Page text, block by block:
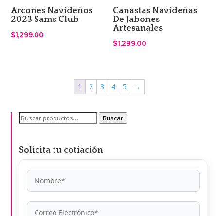
Arcones Navideños
2023 Sams Club
$1,299.00
Canastas Navideñas
De Jabones
Artesanales
$1,289.00
1 2 3 4 5 →
Buscar
Buscar
Solicita tu cotiación